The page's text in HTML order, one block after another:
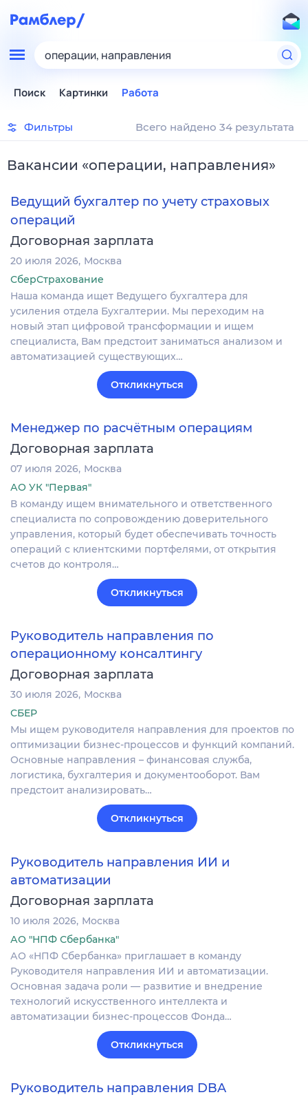
операции, направления
Поиск Картинки Работа
Фильтры Всего найдено 34 результата
Вакансии «операции, направления»
Ведущий бухгалтер по учету страховых
операций
Договорная зарплата
20 июля 2026 Москва
СберСтрахование
Наша команда ищет Ведущего бухгалтера для
усиления отдела Бухгалтерии. Мы переходим на
новый этап цифровой трансформации и ищем
специалиста, Вам предстоит заниматься анализом и
автоматизацией существующих…
Откликнуться
Менеджер по расчётным операциям
Договорная зарплата
07 июля 2026 Москва
АО УК "Первая"
В команду ищем внимательного и ответственного
специалиста по сопровождению доверительного
управления, который будет обеспечивать точность
операций с клиентскими портфелями, от открытия
счетов до контроля…
Откликнуться
Руководитель направления по
операционному консалтингу
Договорная зарплата
30 июля 2026 Москва
СБЕР
Мы ищем руководителя направления для проектов по
оптимизации бизнес-процессов и функций компаний.
Основные направления – финансовая служба,
логистика, бухгалтерия и документооборот. Вам
предстоит анализировать…
Откликнуться
Руководитель направления ИИ и
автоматизации
Договорная зарплата
10 июля 2026 Москва
АО "НПФ Сбербанка"
АО «НПФ Сбербанка» приглашает в команду
Руководителя направления ИИ и автоматизации.
Основная задача роли — развитие и внедрение
технологий искусственного интеллекта и
автоматизации бизнес-процессов Фонда…
Откликнуться
Руководитель направления DBA